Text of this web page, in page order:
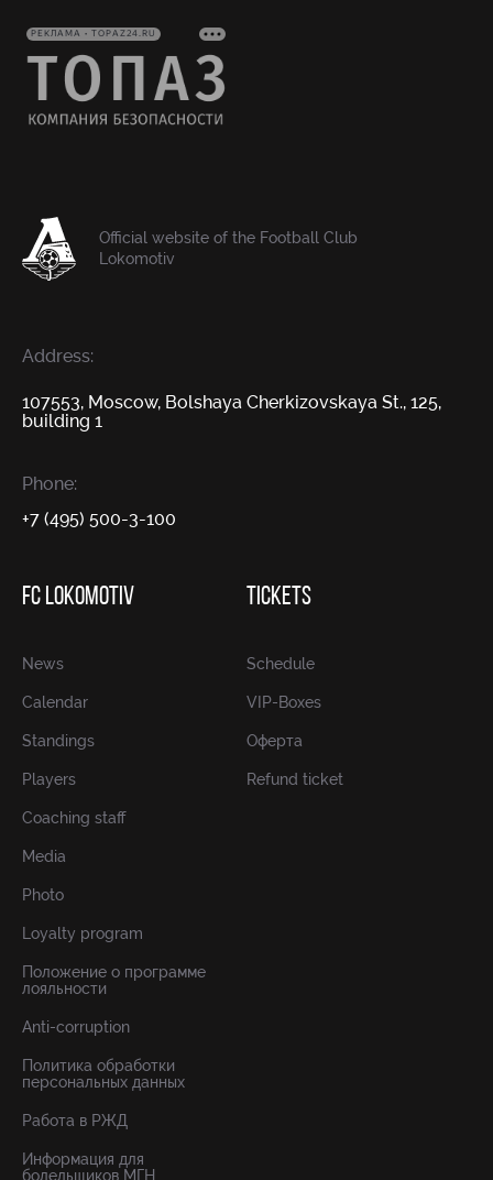
РЕКЛАМА • TOPAZ24.RU
Official website of the Football Club
Lokomotiv
Address:
107553, Moscow, Bolshaya Cherkizovskaya St., 125,
building 1
Phone:
+7 (495) 500-3-100
FC LOKOMOTIV
News
Calendar
Standings
Players
Coaching staff
Media
Photo
Loyalty program
Положение о программе
лояльности
Anti-corruption
Политика обработки
персональных данных
Работа в РЖД
Информация для
болельщиков МГН
TICKETS
Schedule
VIP-Boxes
Оферта
Refund ticket